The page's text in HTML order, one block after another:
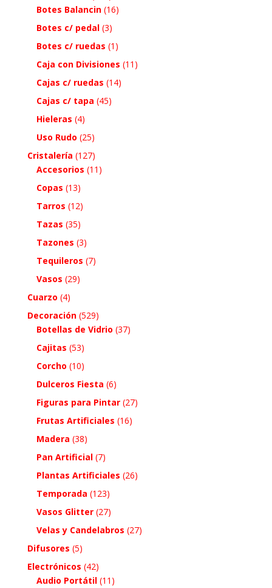
Botes Balancin (16)
Botes c/ pedal (3)
Botes c/ ruedas (1)
Caja con Divisiones (11)
Cajas c/ ruedas (14)
Cajas c/ tapa (45)
Hieleras (4)
Uso Rudo (25)
Cristalería (127)
Accesorios (11)
Copas (13)
Tarros (12)
Tazas (35)
Tazones (3)
Tequileros (7)
Vasos (29)
Cuarzo (4)
Decoración (529)
Botellas de Vidrio (37)
Cajitas (53)
Corcho (10)
Dulceros Fiesta (6)
Figuras para Pintar (27)
Frutas Artificiales (16)
Madera (38)
Pan Artificial (7)
Plantas Artificiales (26)
Temporada (123)
Vasos Glitter (27)
Velas y Candelabros (27)
Difusores (5)
Electrónicos (42)
Audio Portátil (11)